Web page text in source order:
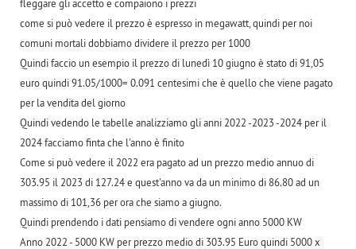
fleggare gli accetto e compaiono i prezzi
come si può vedere il prezzo è espresso in megawatt, quindi per noi
comuni mortali dobbiamo dividere il prezzo per 1000
Quindi faccio un esempio il prezzo di lunedì 10 giugno è stato di 91,05
euro quindi 91.05/1000= 0.091 centesimi che è quello che viene pagato
per la vendita del giorno
Quindi vedendo le tabelle analizziamo gli anni 2022 -2023 -2024 per il
2024 facciamo finta che l'anno è finito
Come si può vedere il 2022 era pagato ad un prezzo medio annuo di
303.95 il 2023 di 127.24 e quest'anno va da un minimo di 86.80 ad un
massimo di 101,36 per ora che siamo a giugno.
Quindi prendendo i dati pensiamo di vendere ogni anno 5000 KW
Anno 2022 - 5000 KW per prezzo medio di 303.95 Euro quindi 5000 x